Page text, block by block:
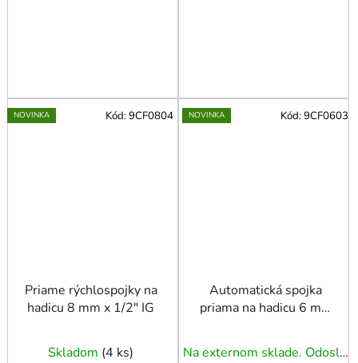
NOVINKA
Priame rýchlospojky na
hadicu 8 mm x 1/2" IG
Skladom (4 ks)
Kód:9CF0804 NOVINKA
Automatická spojka
priama na hadicu 6 mm
Na externom sklade. Odoslanie 3 - 5 prac. dní.
Kód:9CF0603